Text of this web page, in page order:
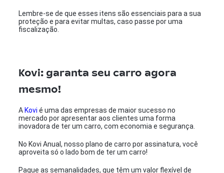
Lembre-se de que esses itens são essenciais para a sua
proteção e para evitar multas, caso passe por uma
fiscalização.
Kovi: garanta seu carro agora
mesmo!
A Kovi é uma das empresas de maior sucesso no
mercado por apresentar aos clientes uma forma
inovadora de ter um carro, com economia e segurança.
No Kovi Anual, nosso plano de carro por assinatura, você
aproveita só o lado bom de ter um carro!
Pague as semanalidades, que têm um valor flexível de